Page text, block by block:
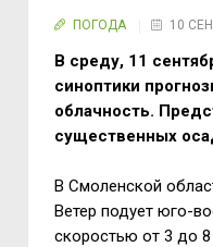
ПОГОДА 10
В среду, 11
синоптики
облачность.
существенных
В Смоленской
Ветер подует юго-
скоростью от 3 до